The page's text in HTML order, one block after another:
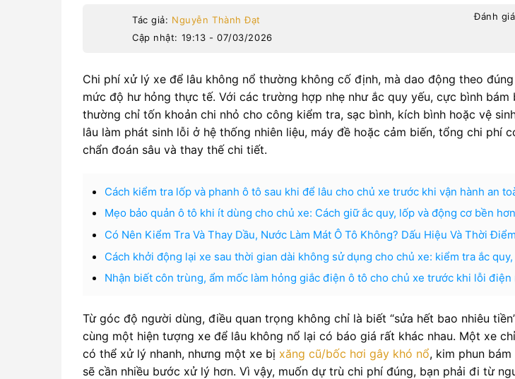
Tác giả: Nguyễn Thành Đạt
Cập nhật: 19:13 - 07/03/2026
Đánh giá
Chi phí xử lý xe để lâu không nổ thường không cố định, mà dao động theo
mức độ hư hỏng thực tế. Với các trường hợp nhẹ như ắc quy yếu, cực bình bám
thường chỉ tốn khoản chi nhỏ cho công kiểm tra, sạc bình, kích bình hoặc vệ
lâu làm phát sinh lỗi ở hệ thống nhiên liệu, máy đề hoặc cảm biến, tổng chi phí
chẩn đoán sâu và thay thế chi tiết.
Cách kiểm tra lốp và phanh ô tô sau khi để lâu cho chủ xe trước khi vận hành an
Mẹo bảo quản ô tô khi ít dùng cho chủ xe: Cách giữ ắc quy, lốp và động cơ bền hơn
Có Nên Kiểm Tra Và Thay Dầu, Nước Làm Mát Ô Tô Không? Dấu Hiệu Và Thời
Cách khởi động lại xe sau thời gian dài không sử dụng cho chủ xe: kiểm tra ắc
Nhận biết côn trùng, ẩm mốc làm hỏng giắc điện ô tô cho chủ xe trước khi lỗi điện
Từ góc độ người dùng, điều quan trọng không chỉ là biết “sửa hết bao nhiêu
cùng một hiện tượng xe để lâu không nổ lại có báo giá rất khác nhau. Một xe
có thể xử lý nhanh, nhưng một xe bị xăng cũ/bốc hơi gây khó nổ, kim phun
sẽ cần nhiều bước xử lý hơn. Vì vậy, muốn dự trù chi phí đúng, bạn phải đi từ